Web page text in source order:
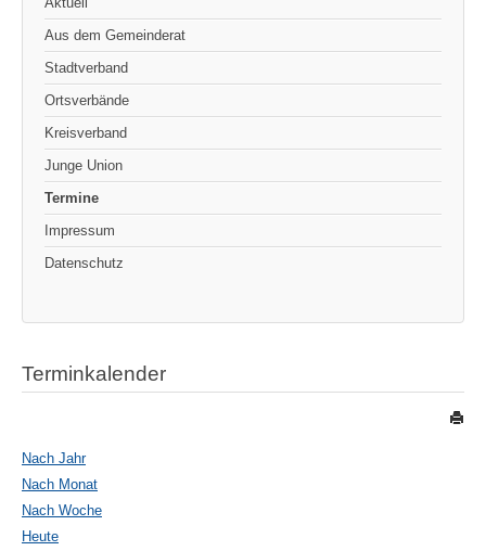
Aus dem Gemeinderat
Stadtverband
Ortsverbände
Kreisverband
Junge Union
Termine
Impressum
Datenschutz
Terminkalender
Nach Jahr
Nach Monat
Nach Woche
Heute